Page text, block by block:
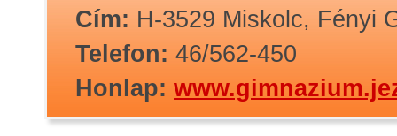
Cím: H-3529 Miskolc, Fényi
Telefon: 46/562-450
Honlap: